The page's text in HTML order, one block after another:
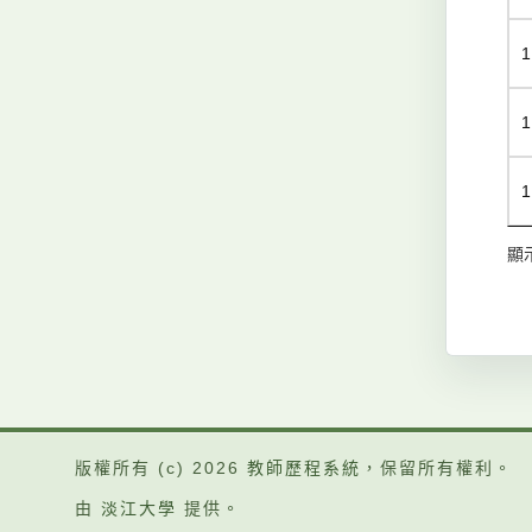
顯
版權所有 (c) 2026 教師歷程系統 ，保留所有權利。
由 淡江大學 提供。